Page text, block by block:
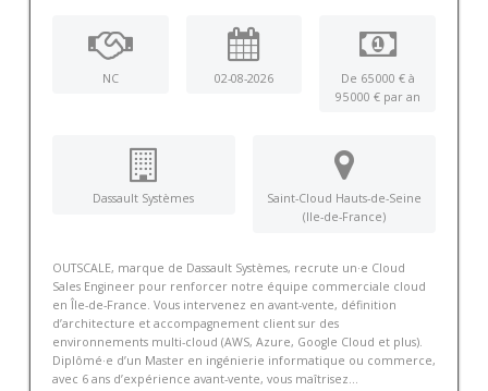
NC 02-08-2026
De 65 000 € à
95 000 € par an
Dassault Systèmes
Saint-Cloud Hauts-de-Seine
(Ile-de-France)
OUTSCALE, marque de Dassault Systèmes, recrute un·e Cloud
Sales Engineer pour renforcer notre équipe commerciale cloud
en Île-de-France. Vous intervenez en avant-vente, définition
d’architecture et accompagnement client sur des
environnements multi-cloud (AWS, Azure, Google Cloud et plus).
Diplômé·e d’un Master en ingénierie informatique ou commerce,
avec 6 ans d’expérience avant-vente, vous maîtrisez...